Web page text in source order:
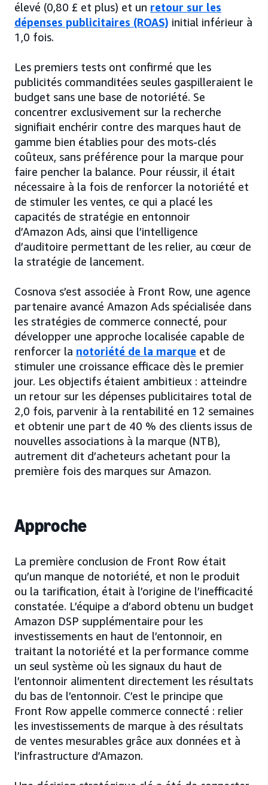
élevé (0,80 £ et plus) et un retour sur les
dépenses publicitaires (ROAS) initial inférieur à
1,0 fois.
Les premiers tests ont confirmé que les
publicités commanditées seules gaspilleraient le
budget sans une base de notoriété. Se
concentrer exclusivement sur la recherche
signifiait enchérir contre des marques haut de
gamme bien établies pour des mots-clés
coûteux, sans préférence pour la marque pour
faire pencher la balance. Pour réussir, il était
nécessaire à la fois de renforcer la notoriété et
de stimuler les ventes, ce qui a placé les
capacités de stratégie en entonnoir
d’Amazon Ads, ainsi que l’intelligence
d’auditoire permettant de les relier, au cœur de
la stratégie de lancement.
Cosnova s’est associée à Front Row, une agence
partenaire avancé Amazon Ads spécialisée dans
les stratégies de commerce connecté, pour
développer une approche localisée capable de
renforcer la notoriété de la marque et de
stimuler une croissance efficace dès le premier
jour. Les objectifs étaient ambitieux : atteindre
un retour sur les dépenses publicitaires total de
2,0 fois, parvenir à la rentabilité en 12 semaines
et obtenir une part de 40 % des clients issus de
nouvelles associations à la marque (NTB),
autrement dit d’acheteurs achetant pour la
première fois des marques sur Amazon.
Approche
La première conclusion de Front Row était
qu’un manque de notoriété, et non le produit
ou la tarification, était à l’origine de l’inefficacité
constatée. L’équipe a d’abord obtenu un budget
Amazon DSP supplémentaire pour les
investissements en haut de l’entonnoir, en
traitant la notoriété et la performance comme
un seul système où les signaux du haut de
l’entonnoir alimentent directement les résultats
du bas de l’entonnoir. C’est le principe que
Front Row appelle commerce connecté : relier
les investissements de marque à des résultats
de ventes mesurables grâce aux données et à
l’infrastructure d’Amazon.